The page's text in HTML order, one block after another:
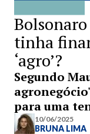
tinha
‘agro’?
Segundo
para uma
10/06/2025
BRUNA LIMA